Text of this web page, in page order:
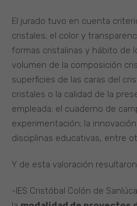
El jurado tuvo en cuenta
cristales; el color y
formas cristalinas y hábito de
volumen de la composición
superficies de las caras del
cristales o la calidad de la
empleada; el cuaderno de
experimentación; la
disciplinas educativas, entre
Y de esta valoración
-IES Cristóbal Colón de